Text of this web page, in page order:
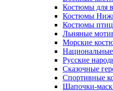
Костюмы для
Костюмы
Костюмы
Льняные
Морские
Национальные
Русские
Сказочные
Спортивные
Шапочки-